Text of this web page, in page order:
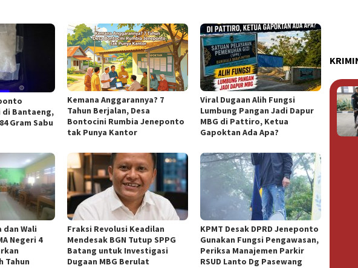
Bantaeng,
Gram Sabu
Kemana Anggarannya? 7
Tahun Berjalan, Desa
Bontocini Rumbia Jeneponto
tak Punya Kantor
Viral Dugaan Alih Fungsi
Lumbung Pangan Jadi Dapur
MBG di Pattiro, Ketua
Gapoktan Ada Apa?
dan Wali
Negeri 4
Tahun
Fraksi Revolusi Keadilan
Mendesak BGN Tutup SPPG
Batang untuk Investigasi
Dugaan MBG Berulat
KPMT Desak DPRD Jeneponto
Gunakan Fungsi Pengawasan,
Periksa Manajemen Parkir
RSUD Lanto Dg Pasewang